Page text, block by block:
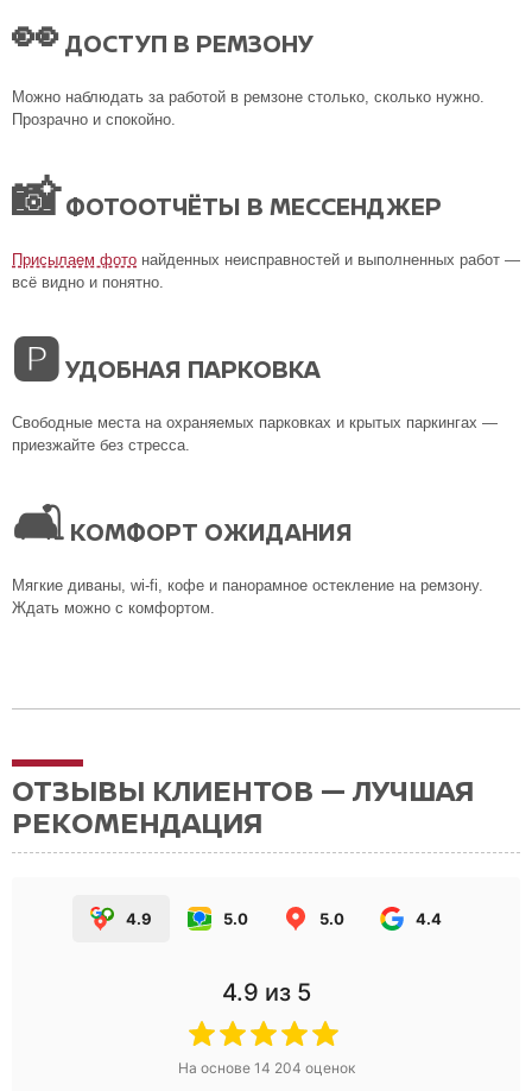
👀ДОСТУП В РЕМЗОНУ
Можно наблюдать за работой в ремзоне столько, сколько нужно.
Прозрачно и спокойно.
📸 ФОТООТЧЁТЫ В МЕССЕНДЖЕР
Присылаем фото найденных неисправностей и выполненных работ —
всё видно и понятно.
🅿УДОБНАЯ ПАРКОВКА
Свободные места на охраняемых парковках и крытых паркингах —
приезжайте без стресса.
🛋 КОМФОРТ ОЖИДАНИЯ
Мягкие диваны, wi-fi, кофе и панорамное остекление на ремзону.
Ждать можно с комфортом.
ОТЗЫВЫ КЛИЕНТОВ — ЛУЧШАЯ
РЕКОМЕНДАЦИЯ
4.9 5.0 5.0 4.4
4.9 из 5
На основе 14 204 оценок